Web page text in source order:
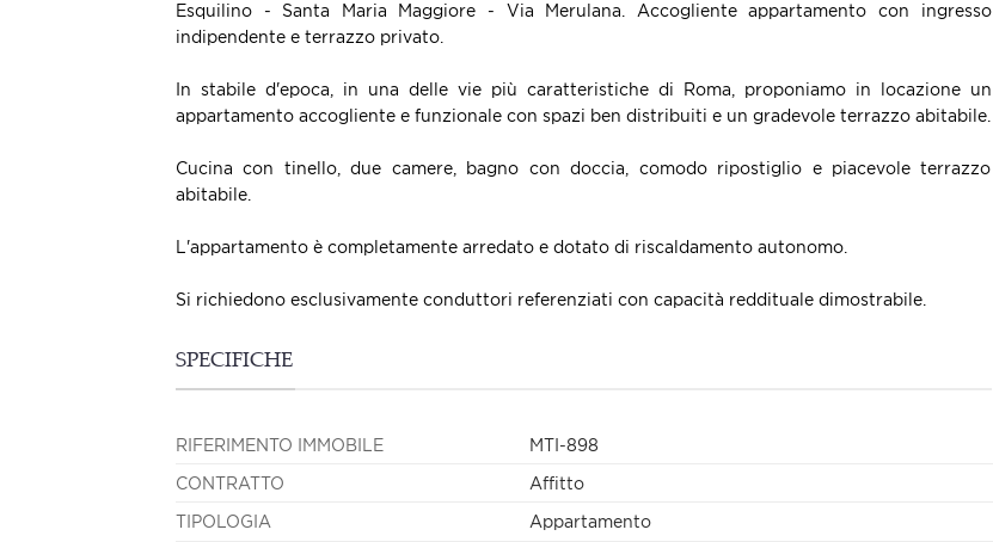
Esquilino - Santa Maria Maggiore - Via Merulana. Accogliente appartamento con ingresso
indipendente e terrazzo privato.
In stabile d'epoca, in una delle vie più caratteristiche di Roma, proponiamo in locazione un
appartamento accogliente e funzionale con spazi ben distribuiti e un gradevole terrazzo abitabile.
Cucina con tinello, due camere, bagno con doccia, comodo ripostiglio e piacevole terrazzo
abitabile.
L'appartamento è completamente arredato e dotato di riscaldamento autonomo.
Si richiedono esclusivamente conduttori referenziati con capacità reddituale dimostrabile.
SPECIFICHE
RIFERIMENTO IMMOBILE MTI-898
CONTRATTO Affitto
TIPOLOGIA Appartamento